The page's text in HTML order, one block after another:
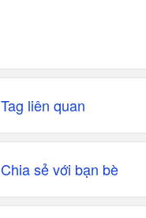
Tag liên quan
Chia sẻ với bạn bè